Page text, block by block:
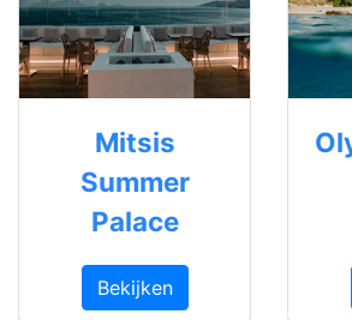
Mitsis
Summer
Palace
Bekijken